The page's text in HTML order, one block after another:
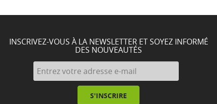
INSCRIVEZ-VOUS À LA NEWSLETTER ET SOYEZ INFORMÉ
DES NOUVEAUTÉS
S'INSCRIRE